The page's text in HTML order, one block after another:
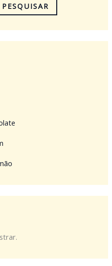
PESQUISAR